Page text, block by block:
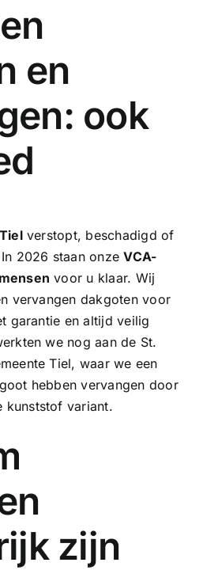
en
ook
verstopt, beschadigd of
2026 staan onzeVCA-
voor u klaar. Wij
vervangen dakgoten voor
garantie en altijd veilig
we nog aan de St.
Tiel, waar we een
hebben vervangen door
kunststof variant.
zijn